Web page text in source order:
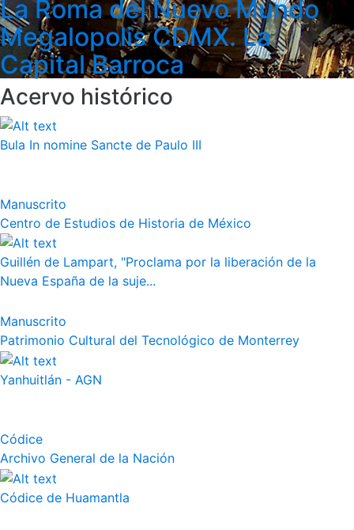
La Roma del Nuevo Mundo
Megalopolis CDMX. La
Capital Barroca
Acervo histórico
Bula In nomine Sancte de Paulo III
Manuscrito
Centro de Estudios de Historia de México
Guillén de Lampart, "Proclama por la liberación de la
Nueva España de la suje...
Manuscrito
Patrimonio Cultural del Tecnológico de Monterrey
Yanhuitlán - AGN
Códice
Archivo General de la Nación
Códice de Huamantla